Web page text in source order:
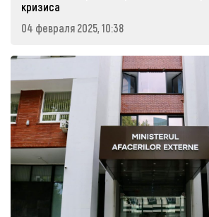
кризиса
04 февраля 2025, 10:38